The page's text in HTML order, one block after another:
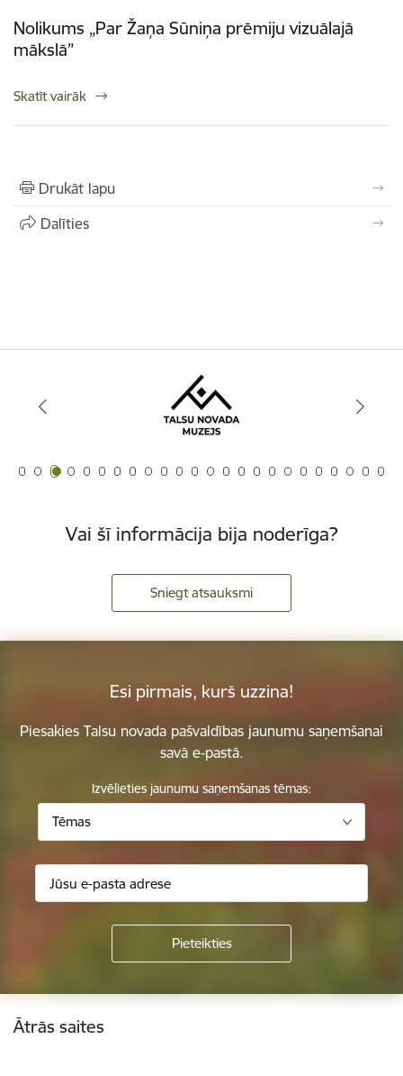
Nolikums „Par Žaņa Sūniņa prēmiju vizuālajā
mākslā”
Skatīt vairāk
Drukāt lapu
Dalīties
Vai šī informācija bija noderīga?
Sniegt atsauksmi
Esi pirmais, kurš uzzina!
Piesakies Talsu novada pašvaldības jaunumu saņemšanai
savā e-pastā.
Izvēlieties jaunumu saņemšanas tēmas:
Tēmas
Kājene
Ātrās saites